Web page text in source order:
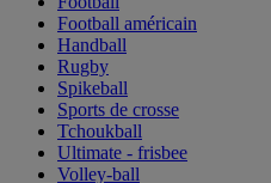
Football
Football américain
Handball
Rugby
Spikeball
Sports de crosse
Tchoukball
Ultimate - frisbee